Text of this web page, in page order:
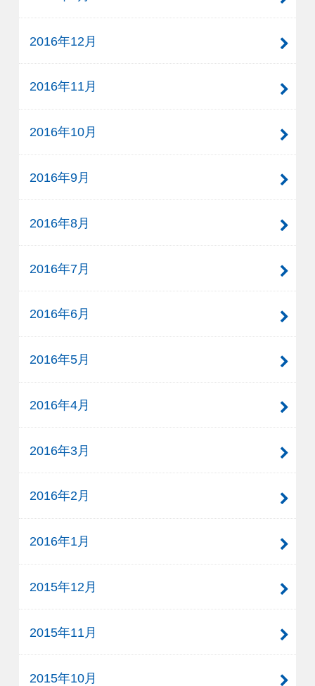
2016年12月
2016年11月
2016年10月
2016年9月
2016年8月
2016年7月
2016年6月
2016年5月
2016年4月
2016年3月
2016年2月
2016年1月
2015年12月
2015年11月
2015年10月